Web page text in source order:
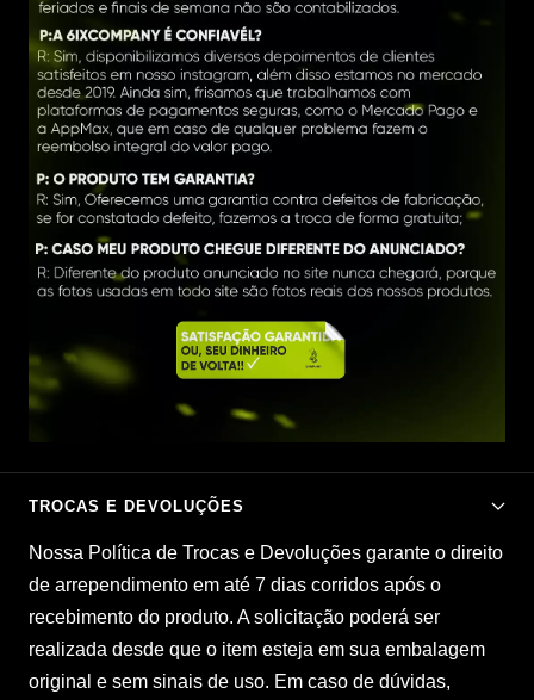
TROCAS E DEVOLUÇÕES
Nossa Política de Trocas e Devoluções garante o direito
de arrependimento em até 7 dias corridos após o
recebimento do produto. A solicitação poderá ser
realizada desde que o item esteja em sua embalagem
original e sem sinais de uso. Em caso de dúvidas,